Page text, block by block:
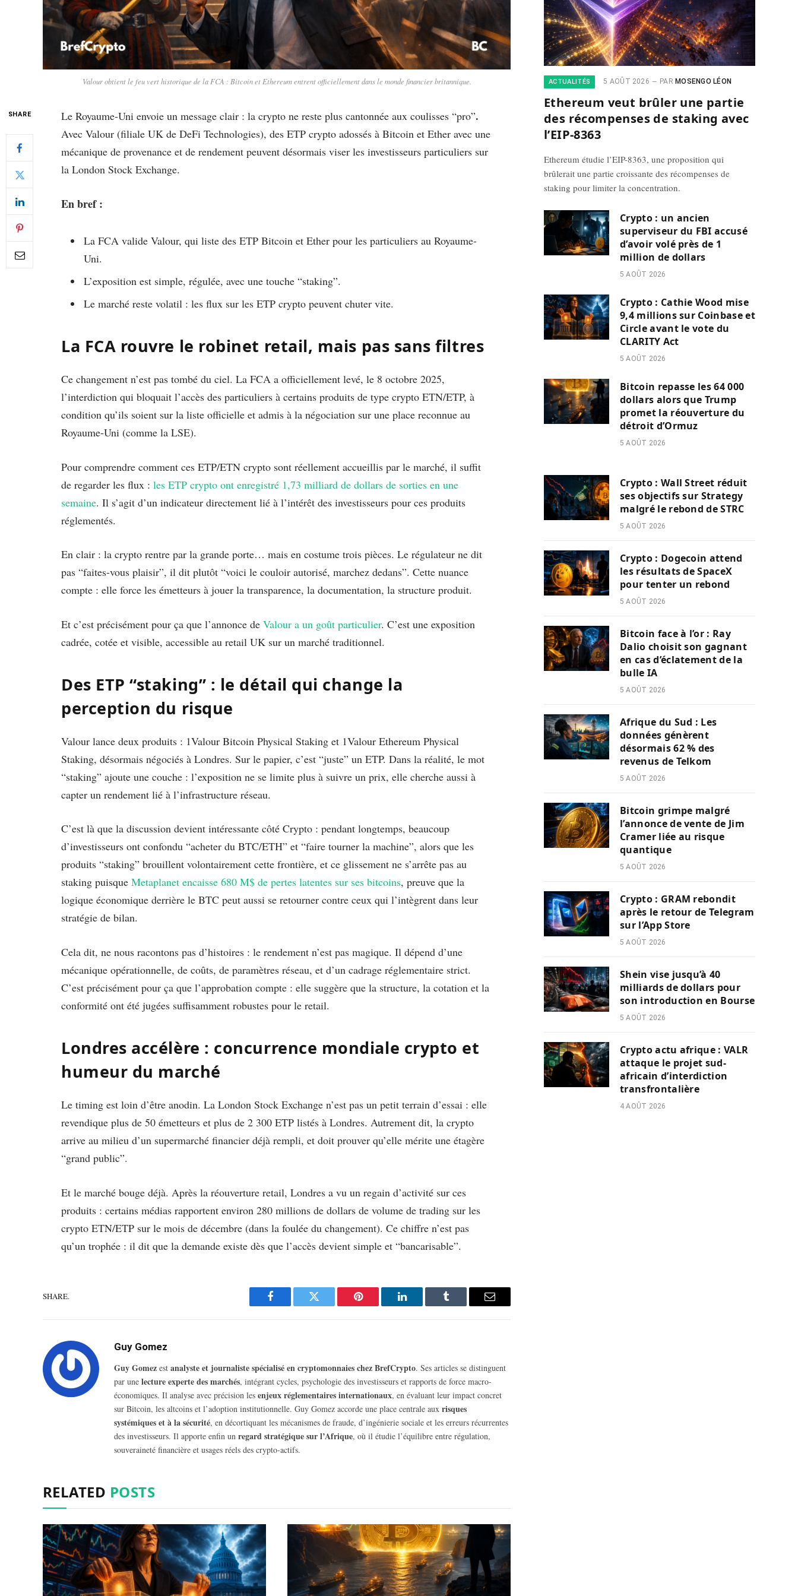
Valour obtient le feu vert historique de la FCA : Bitcoin et Ethereum entrent officiellement dans le monde financier britannique.
SHARE Le Royaume-Uni envoie un message clair : la crypto ne reste plus cantonnée aux coulisses “pro”.
Avec Valour (filiale UK de DeFi Technologies), des ETP crypto adossés à Bitcoin et Ether avec une
mécanique de provenance et de rendement peuvent désormais viser les investisseurs particuliers sur
la London Stock Exchange.
En bref :
La FCA valide Valour, qui liste des ETP Bitcoin et Ether pour les particuliers au Royaume-
Uni.
L’exposition est simple, régulée, avec une touche “staking”.
Le marché reste volatil : les flux sur les ETP crypto peuvent chuter vite.
La FCA rouvre le robinet retail, mais pas sans filtres
Ce changement n’est pas tombé du ciel. La FCA a officiellement levé, le 8 octobre 2025,
l’interdiction qui bloquait l’accès des particuliers à certains produits de type crypto ETN/ETP, à
condition qu’ils soient sur la liste officielle et admis à la négociation sur une place reconnue au
Royaume-Uni (comme la LSE).
Pour comprendre comment ces ETP/ETN crypto sont réellement accueillis par le marché, il suffit
de regarder les flux : les ETP crypto ont enregistré 1,73 milliard de dollars de sorties en une
semaine. Il s’agit d’un indicateur directement lié à l’intérêt des investisseurs pour ces produits
réglementés.
En clair : la crypto rentre par la grande porte… mais en costume trois pièces. Le régulateur ne dit
pas “faites-vous plaisir”, il dit plutôt “voici le couloir autorisé, marchez dedans”. Cette nuance
compte : elle force les émetteurs à jouer la transparence, la documentation, la structure produit.
Et c’est précisément pour ça que l’annonce de Valour a un goût particulier. C’est une exposition
cadrée, cotée et visible, accessible au retail UK sur un marché traditionnel.
Des ETP “staking” : le détail qui change la
perception du risque
Valour lance deux produits : 1Valour Bitcoin Physical Staking et 1Valour Ethereum Physical
Staking, désormais négociés à Londres. Sur le papier, c’est “juste” un ETP. Dans la réalité, le mot
“staking” ajoute une couche : l’exposition ne se limite plus à suivre un prix, elle cherche aussi à
capter un rendement lié à l’infrastructure réseau.
C’est là que la discussion devient intéressante côté Crypto : pendant longtemps, beaucoup
d’investisseurs ont confondu “acheter du BTC/ETH” et “faire tourner la machine”, alors que les
produits “staking” brouillent volontairement cette frontière, et ce glissement ne s’arrête pas au
staking puisque Metaplanet encaisse 680 M$ de pertes latentes sur ses bitcoins, preuve que la
logique économique derrière le BTC peut aussi se retourner contre ceux qui l’intègrent dans leur
stratégie de bilan.
Cela dit, ne nous racontons pas d’histoires : le rendement n’est pas magique. Il dépend d’une
mécanique opérationnelle, de coûts, de paramètres réseau, et d’un cadrage réglementaire strict.
C’est précisément pour ça que l’approbation compte : elle suggère que la structure, la cotation et la
conformité ont été jugées suffisamment robustes pour le retail.
Londres accélère : concurrence mondiale crypto et
humeur du marché
Le timing est loin d’être anodin. La London Stock Exchange n’est pas un petit terrain d’essai : elle
revendique plus de 50 émetteurs et plus de 2 300 ETP listés à Londres. Autrement dit, la crypto
arrive au milieu d’un supermarché financier déjà rempli, et doit prouver qu’elle mérite une étagère
“grand public”.
Et le marché bouge déjà. Après la réouverture retail, Londres a vu un regain d’activité sur ces
produits : certains médias rapportent environ 280 millions de dollars de volume de trading sur les
crypto ETN/ETP sur le mois de décembre (dans la foulée du changement). Ce chiffre n’est pas
qu’un trophée : il dit que la demande existe dès que l’accès devient simple et “bancarisable”.
SHARE.
Facebook Twitter Pinterest LinkedIn Tumblr Email
Guy Gomez
Guy Gomez est analyste et journaliste spécialisé en cryptomonnaies chez BrefCrypto. Ses articles se distinguent
par une lecture experte des marchés, intégrant cycles, psychologie des investisseurs et rapports de force macro-
économiques. Il analyse avec précision les enjeux réglementaires internationaux, en évaluant leur impact concret
sur Bitcoin, les altcoins et l’adoption institutionnelle. Guy Gomez accorde une place centrale aux risques
systémiques et à la sécurité, en décortiquant les mécanismes de fraude, d’ingénierie sociale et les erreurs récurrentes
des investisseurs. Il apporte enfin un regard stratégique sur l’Afrique, où il étudie l’équilibre entre régulation,
souveraineté financière et usages réels des crypto-actifs.
RELATED POSTS
ACTUALITÉS 5 AOÛT 2026 PAR MOSENGO LÉON
Ethereum veut brûler une partie
des récompenses de staking avec
l’EIP-8363
Ethereum étudie l’EIP-8363, une proposition qui
brûlerait une partie croissante des récompenses de
staking pour limiter la concentration.
Crypto : un ancien
superviseur du FBI accusé
d’avoir volé près de 1
million de dollars
5 AOÛT 2026
Crypto : Cathie Wood mise
9,4 millions sur Coinbase et
Circle avant le vote du
CLARITY Act
5 AOÛT 2026
Bitcoin repasse les 64 000
dollars alors que Trump
promet la réouverture du
détroit d’Ormuz
5 AOÛT 2026
Crypto : Wall Street réduit
ses objectifs sur Strategy
malgré le rebond de STRC
5 AOÛT 2026
Crypto : Dogecoin attend
les résultats de SpaceX
pour tenter un rebond
5 AOÛT 2026
Bitcoin face à l’or : Ray
Dalio choisit son gagnant
en cas d’éclatement de la
bulle IA
5 AOÛT 2026
Afrique du Sud : Les
données génèrent
désormais 62 % des
revenus de Telkom
5 AOÛT 2026
Bitcoin grimpe malgré
l’annonce de vente de Jim
Cramer liée au risque
quantique
5 AOÛT 2026
Crypto : GRAM rebondit
après le retour de Telegram
sur l’App Store
5 AOÛT 2026
Shein vise jusqu’à 40
milliards de dollars pour
son introduction en Bourse
5 AOÛT 2026
Crypto actu afrique : VALR
attaque le projet sud-
africain d’interdiction
transfrontalière
4 AOÛT 2026